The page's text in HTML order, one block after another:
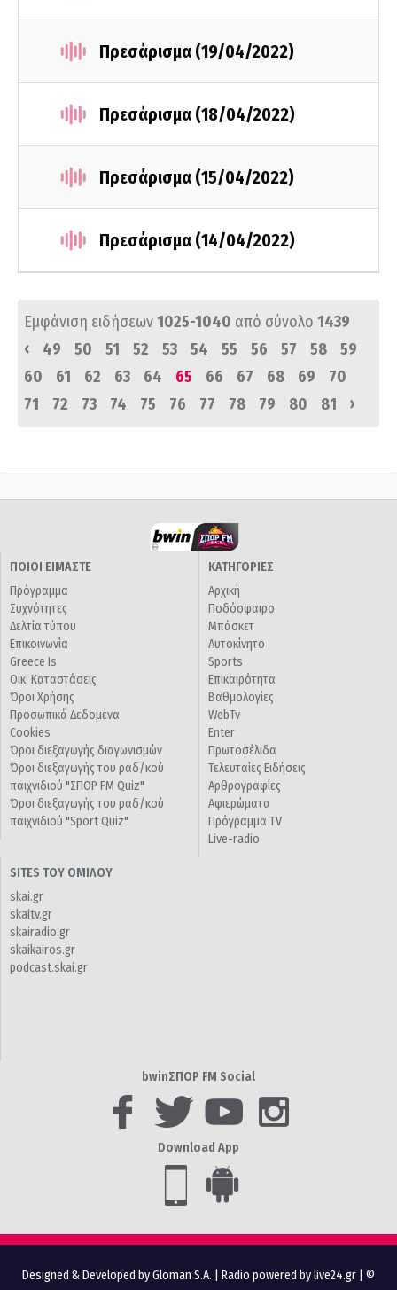
Πρεσάρισμα (19/04/2022)
Πρεσάρισμα (18/04/2022)
Πρεσάρισμα (15/04/2022)
Πρεσάρισμα (14/04/2022)
Εμφάνιση ειδήσεων1025-1040 από σύνολο 1439
‹
49 50 51 52 53 54 55 56 57 58
59
60
61 62 63 64 65 66 67 68 69
70
71
72 73 74 75 76 77 78 79 80 81 ›
ΠΟΙΟΙ ΕΙΜΑΣΤΕ
Πρόγραμμα
Συχνότητες
Δελτία τύπου
Επικοινωνία
Greece Is
Οικ. Καταστάσεις
Όροι Χρήσης
Προσωπικά Δεδομένα
Cookies
Όροι διεξαγωγής διαγωνισμών
Όροι διεξαγωγής του ραδ/κού
παιχνιδιού "ΣΠΟΡ FM Quiz"
Όροι διεξαγωγής του ραδ/κού
παιχνιδιού "Sport Quiz"
ΚΑΤΗΓΟΡΙΕΣ
Αρχική
Ποδόσφαιρο
Μπάσκετ
Αυτοκίνητο
Sports
Επικαιρότητα
Βαθμολογίες
WebTv
Enter
Πρωτοσέλιδα
Τελευταίες Ειδήσεις
Αρθρογραφίες
Αφιερώματα
Πρόγραμμα TV
Live-radio
SITES ΤΟΥ ΟΜΙΛΟΥ
skai.gr
skaitv.gr
skairadio.gr
skaikairos.gr
podcast.skai.gr
bwinΣΠΟΡ FM Social
Download App
Designed & Developed by Gloman S.A. Radio powered by live24.gr | ©